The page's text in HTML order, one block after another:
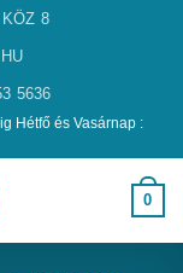
8
5636
Hétfő és Vasárnap :
0